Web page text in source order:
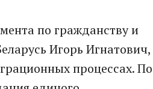
по гражданству и
Игорь Игнатович,
процессах. По